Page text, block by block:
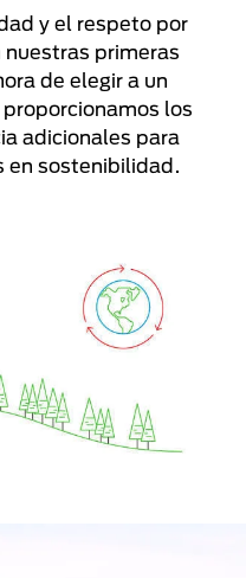
y el respeto por
primeras
de elegir a un
los
adicionales para
en sostenibilidad.